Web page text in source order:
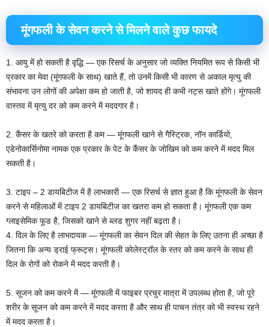
मूंगफली के सेवन करने से मिलने वाले कुछ फायदे
1. आयु में हो सकती है वृद्धि — एक रिसर्च के अनुसार जो व्यक्ति नियमित रूप से किसी भी
प्रकार का मेवा (मूंगफली के साथ) खाते हैं, तो उनमें किसी भी कारण से अकाल मृत्यु की
संभावना उन लोगों की अपेक्षा कम हो जाती है, जो शायद ही कभी नट्स खाते होंगे। मूंगफली
वास्तव में मृत्यु दर को कम करने में मददगार है।
2. कैंसर के खतरे को करता है कम — मूंगफली खाने से गैस्ट्रिक, नॉन कार्डियो,
एडेनोकार्सिनोमा नामक एक प्रकार के पेट के कैंसर के जोखिम को कम करने में मदद मिल
सकती है।
3. टाइप – 2 डायबिटीज में है लाभकारी — एक रिसर्च से ज्ञात हुआ है कि मूंगफली के सेवन
करने से महिलाओं में टाइप 2 डायबिटीज का खतरा कम हो सकता है। मूंगफली एक कम
ग्लाइसेमिक फूड है, जिसको खाने से ब्लड शुगर नहीं बढ़ता है।
4. दिल के लिए है लाभदायक — मूंगफली का सेवन दिल की सेहत के लिए उतना ही अच्छा है
जितना कि अन्य ड्राई फ्रूट्स। मूंगफली कोलेस्ट्रॉल के स्तर को कम करने के साथ ही
दिल के रोगों को रोकने में मदद करती है।
5. सूजन को कम करने में — मूंगफली में फाइबर प्रचुर मात्रा में उपलब्ध होता है, जो पूरे
शरीर के सूजन को कम करने में मदद करता है और साथ ही पाचन तंत्र को भी स्वस्थ रहने
में मदद करता है।